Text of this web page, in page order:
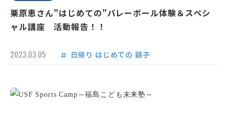
栗原恵さん"はじめての"バレーボール体験＆スペシ
ャル講座 活動報告！！
2023.03.05 日帰り はじめての 親子